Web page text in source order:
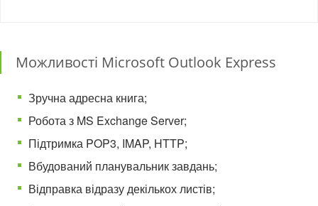
Можливості Microsoft Outlook Express
Зручна адресна книга;
Робота з MS Exchange Server;
Підтримка POP3, IMAP, HTTP;
Вбудований планувальник завдань;
Відправка відразу декількох листів;